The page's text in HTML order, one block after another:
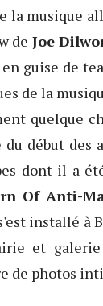
musique
de Joe
guise de
de la
quelque
début des
dont il a
Of Anti-
installé à
et galerie
de photos